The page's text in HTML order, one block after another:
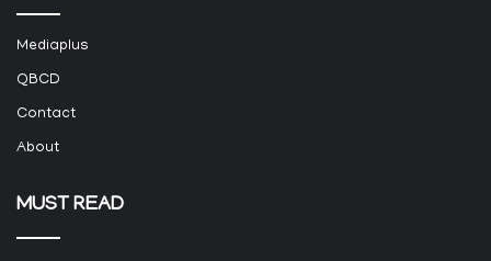
Mediaplus
QBCD
Contact
About
MUST READ